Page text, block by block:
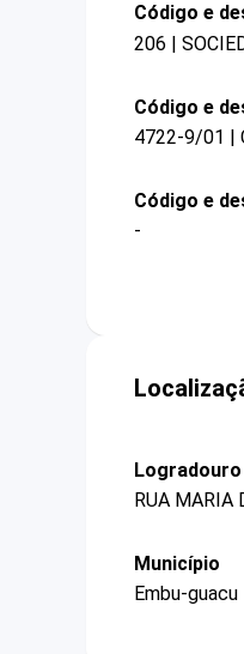
Código e
206 |
Código e
4722-9/01 |
Código e
-
Logradouro
RUA MARIA
Município
Embu-guacu